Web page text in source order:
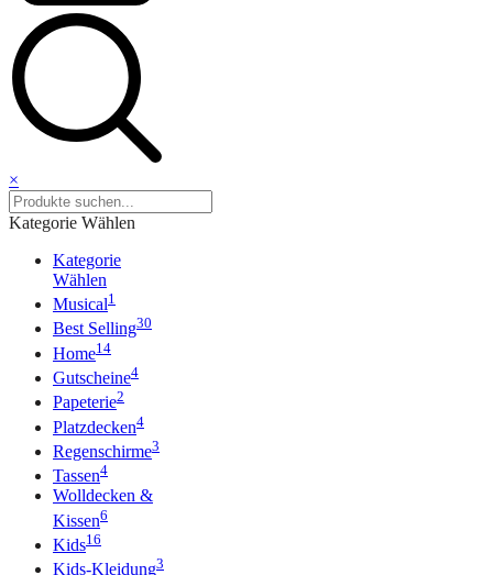
×
Kategorie Wählen
Kategorie
Wählen
Musical1
Best Selling30
Home14
Gutscheine4
Papeterie2
Platzdecken4
Regenschirme3
Tassen4
Wolldecken &
Kissen6
Kids16
Kids-Kleidung3